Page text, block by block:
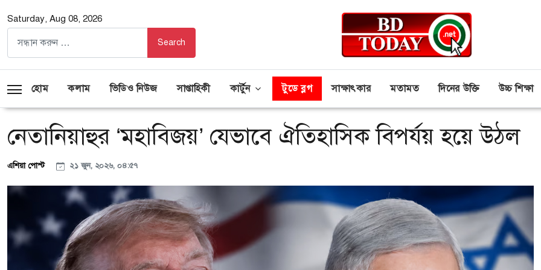
Saturday, Aug 08, 2026
হোম কলাম ভিডিও নিউজ সাপ্তাহিকী কার্টুন টুডে ব্লগ সাক্ষাৎকার মতামত দিনের উক্তি উচ্চ শিক্ষা
নেতানিয়াহুর ‘মহাবিজয়’ যেভাবে ঐতিহাসিক বিপর্যয় হয়ে উঠল
এশিয়া পোস্ট ২১ জুন, ২০২৬, ০৪:৫৭